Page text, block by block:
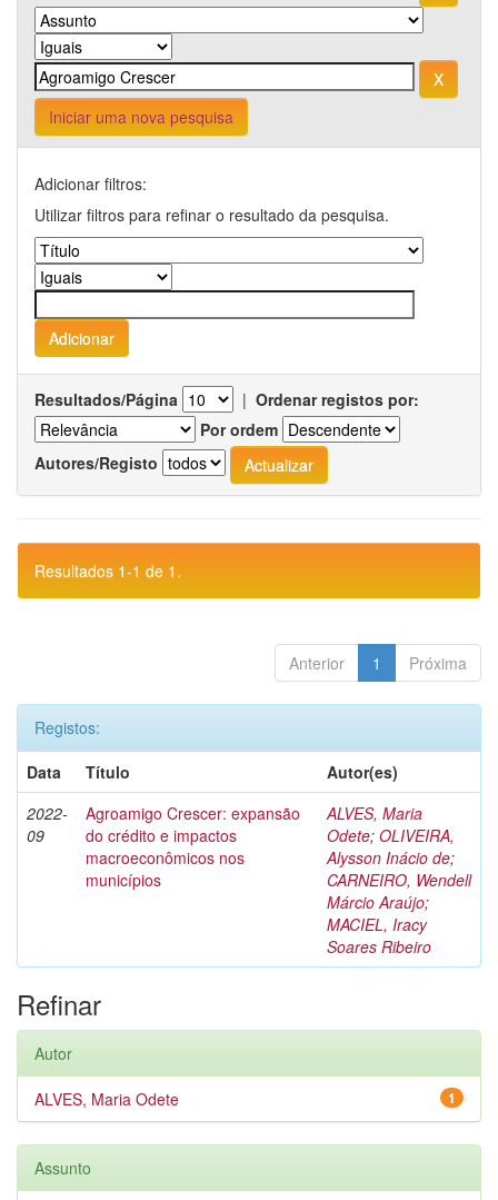
Iniciar uma nova pesquisa
Adicionar filtros:
Utilizar filtros para refinar o resultado da pesquisa.
Resultados/Página | Ordenar registos por:
Por ordem
Autores/Registo
Resultados 1-1 de 1.
Anterior 1 Próxima
Registos:
Data
Título
Autor(es)
2022-
09
Agroamigo Crescer: expansão
do crédito e impactos
macroeconômicos nos
municípios
ALVES, Maria
Odete; OLIVEIRA,
Alysson Inácio de;
CARNEIRO, Wendell
Márcio Araújo;
MACIEL, Iracy
Soares Ribeiro
Refinar
Autor
1
ALVES, Maria Odete
Assunto